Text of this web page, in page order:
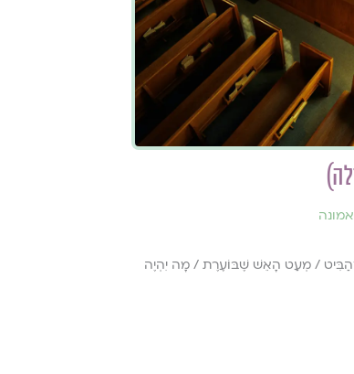
/ מְעַט הָאֵשׁ שֶׁבּוֹעֶרֶת / מָה יִהְיֶה